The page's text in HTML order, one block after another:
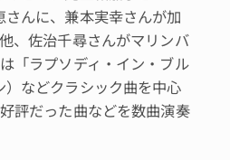
んに、兼本実幸さんが加
、佐治千尋さんがマリンバ
「ラプソディ・イン・ブル
などクラシック曲を中心
評だった曲などを数曲演奏